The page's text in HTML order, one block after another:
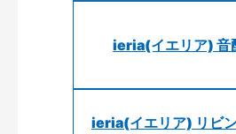
ieria(イエリア) 音
ieria(イエリア) リビ